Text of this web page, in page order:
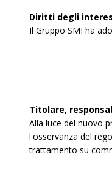
Diritti degli
Il Gruppo SMI ha
Titolare,
Alla luce del nuovo
l'osservanza del
trattamento su